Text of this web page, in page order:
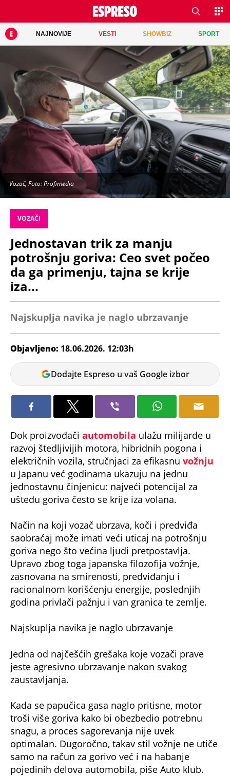
NAJNOVIJE VESTI SHOWBIZ SPORT
Vozač, Foto: Profimedia
VOZAČI
Jednostavan trik za manju
potrošnju goriva: Ceo svet počeo
da ga primenju, tajna se krije
iza...
Najskuplja navika je naglo ubrzavanje
Objavljeno: 18.06.2026. 12:03h
Miloš
DojčinovićDodajte Espreso u vaš Google izbor
Dok proizvođači automobila ulažu milijarde u
razvoj štedljivijih motora, hibridnih pogona i
električnih vozila, stručnjaci za efikasnu vožnju
u Japanu već godinama ukazuju na jednu
jednostavnu činjenicu: najveći potencijal za
uštedu goriva često se krije iza volana.
Način na koji vozač ubrzava, koči i predviđa
saobraćaj može imati veći uticaj na potrošnju
goriva nego što većina ljudi pretpostavlja.
Upravo zbog toga japanska filozofija vožnje,
zasnovana na smirenosti, predviđanju i
racionalnom korišćenju energije, poslednjih
godina privlači pažnju i van granica te zemlje.
Najskuplja navika je naglo ubrzavanje
Jedna od najčešćih grešaka koje vozači prave
jeste agresivno ubrzavanje nakon svakog
zaustavljanja.
Kada se papučica gasa naglo pritisne, motor
troši više goriva kako bi obezbedio potrebnu
snagu, a proces sagorevanja nije uvek
optimalan. Dugoročno, takav stil vožnje ne utiče
samo na račun za gorivo već i na habanje
pojedinih delova automobila, piše Auto klub.